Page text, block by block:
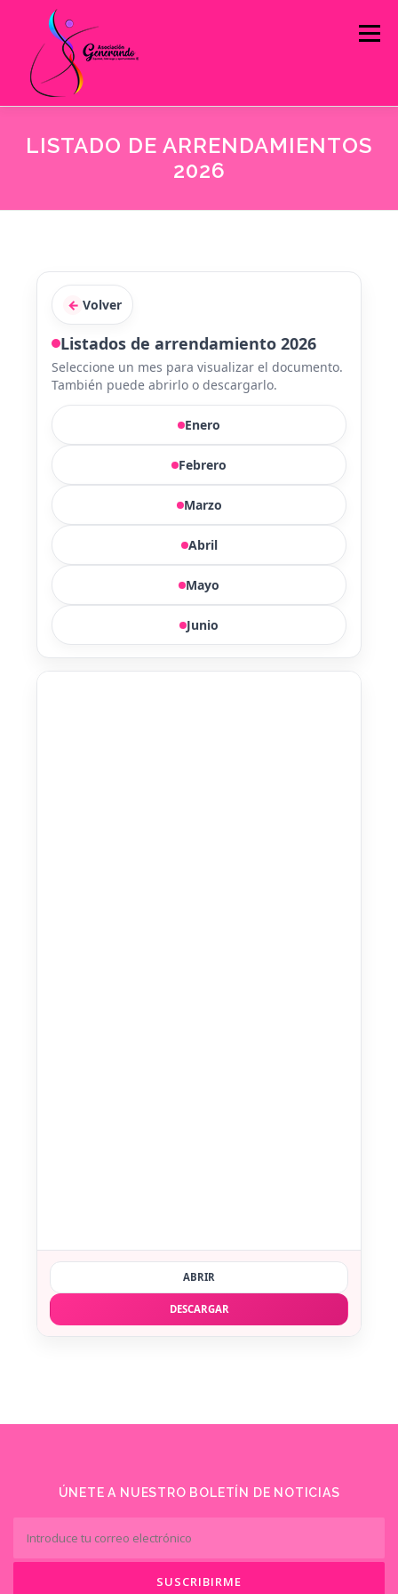
Menú
INICIO QUIÉNES SOMOS
INFORMACIÓN PÚBLICA CONTACTO
INFOASOGEN PROYECTOS
LISTADO DE ARRENDAMIENTOS
2026
← Volver
Listados de arrendamiento 2026
Seleccione un mes para visualizar el documento.
También puede abrirlo o descargarlo.
Enero
Febrero
Marzo
Abril
Mayo
Junio
ABRIR
DESCARGAR
ÚNETE A NUESTRO BOLETÍN DE NOTICIAS